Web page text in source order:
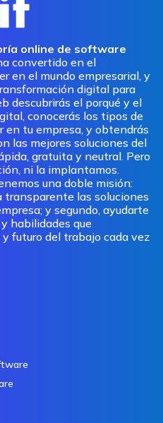
online de software
convertido en el
en el mundo empresarial, y
digital para
descubrirás el porqué y el
conocerás los tipos de
en tu empresa, y obtendrás
las mejores soluciones del
gratuita y neutral. Pero
ni la implantamos.
una doble misión:
transparente las soluciones
y segundo, ayudarte
habilidades que
futuro del trabajo cada vez